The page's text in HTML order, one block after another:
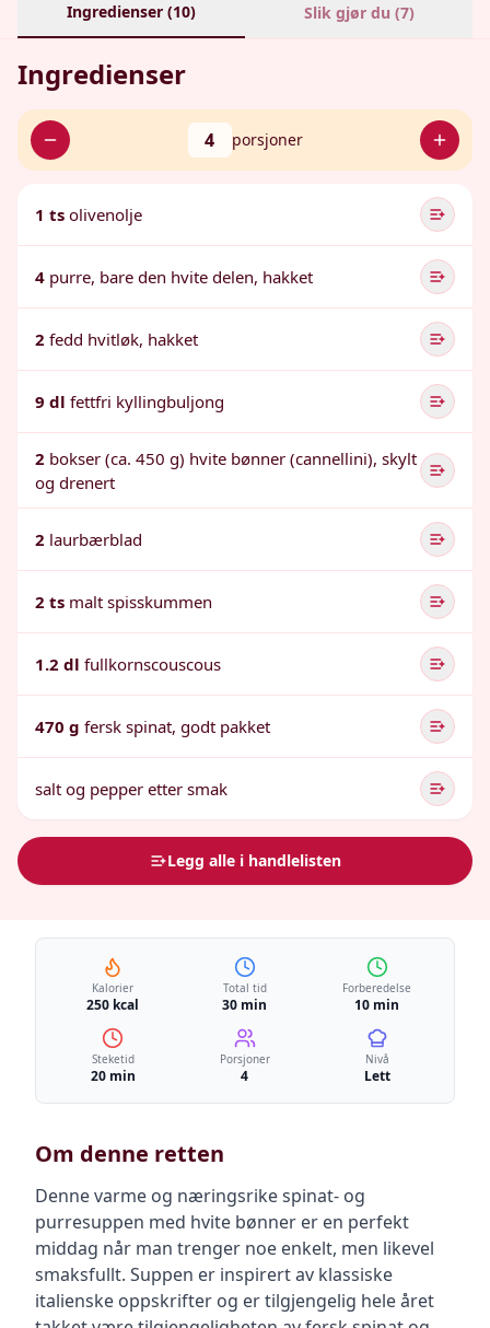
Ingredienser (10) Slik gjør du (7)
Ingredienser
4 porsjoner
1 ts olivenolje
4 purre, bare den hvite delen, hakket
2 fedd hvitløk, hakket
9 dl fettfri kyllingbuljong
2 bokser (ca. 450 g) hvite bønner (cannellini), skylt
og drenert
2 laurbærblad
2 ts malt spisskummen
1.2 dl fullkornscouscous
470 g fersk spinat, godt pakket
salt og pepper etter smak
Legg alle i handlelisten
Kalorier
250 kcal
Total tid
30 min
Forberedelse
10 min
Steketid
20 min
Porsjoner
4
Nivå
Lett
Om denne retten
Denne varme og næringsrike spinat- og
purresuppen med hvite bønner er en perfekt
middag når man trenger noe enkelt, men likevel
smaksfullt. Suppen er inspirert av klassiske
italienske oppskrifter og er tilgjengelig hele året